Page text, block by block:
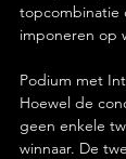
topcombinatie
imponeren op
Podium met
Hoewel de
geen enkele
winnaar. De